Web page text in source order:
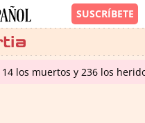
los muertos y 236 los